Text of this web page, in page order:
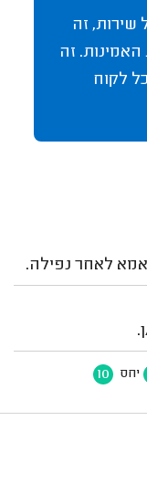
שירות, זה
זה
לקוח
לאחר נפילה.
יחס 10